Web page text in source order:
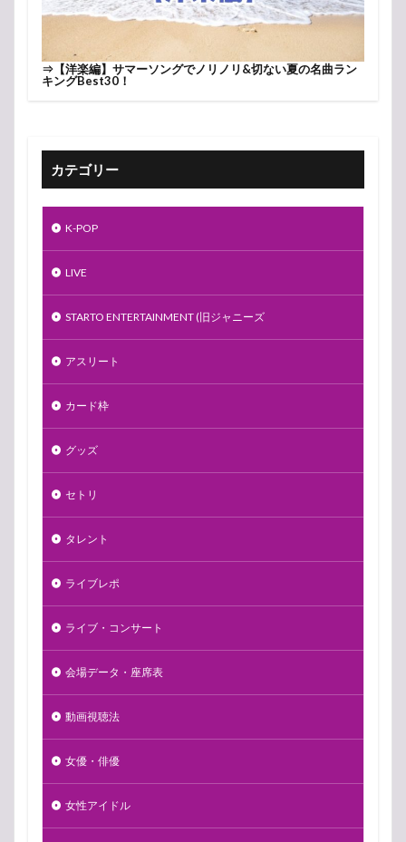
⇒ 【洋楽編】サマーソングでノリノリ&切ない夏の名曲ラン
キングBest30！
カテゴリー
K-POP
LIVE
STARTO ENTERTAINMENT (旧ジャニーズ
アスリート
カード枠
グッズ
セトリ
タレント
ライブレポ
ライブ・コンサート
会場データ・座席表
動画視聴法
女優・俳優
女性アイドル